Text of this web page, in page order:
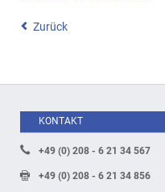
Zurück
KONTAKT
+49 (0) 208 - 6 21 34 567
+49 (0) 208 - 6 21 34 856